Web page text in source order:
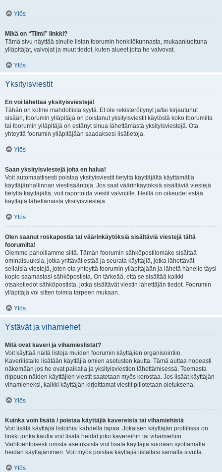
Ylös
Mikä on “Tiimi” linkki?
Tämä sivu näyttää sinulle listan foorumin henkilökunnasta, mukaanluettuna
ylläpitäjät, valvojat ja muut tiedot, kuten alueet joita he valvovat.
Ylös
Yksityisviestit
En voi lähettää yksityisviestejä!
Tähän on kolme mahdollista syytä. Et ole rekisteröitynyt ja/tai kirjautunut
sisään, foorumin ylläpitäjä on poistanut yksityisviestit käytöstä koko foorumilta
tai foorumin ylläpitäjä on estänyt sinua lähettämästä yksityisviestejä. Ota
yhteyttä foorumin ylläpitäjään saadaksesi lisätietoja.
Ylös
Saan yksityisviestejä joita en halua!
Voit automaattisesti poistaa yksityisviestit tietyltä käyttäjältä käyttämällä
käyttäjänhallinnan viestisääntöjä. Jos saat väärinkäytöksiä sisältäviä viestejä
tietyltä käyttäjältä, voit raportoida viestit valvojille. Heillä on oikeudet estää
käyttäjiä lähettämästä yksityisviestejä.
Ylös
Olen saanut roskapostia tai väärinkäytöksiä sisältäviä viestejä tältä
foorumilta!
Olemme pahoillamme siitä. Tämän foorumin sähköpostilomake sisältää
ominaisuuksia, jotka yrittävät estää ja seurata käyttäjiä, jotka lähettävät
sellaisia viestejä, joten ota yhteyttä foorumin ylläpitäjään ja lähetä hänelle täysi
kopio saamastasi sähköpostista. On tärkeää, että se sisältää kaikki
otsaketiedot sähköpostista, jotka sisältävät viestin lähettäjän tiedot. Foorumin
ylläpitäjä voi sitten toimia tarpeen mukaan.
Ylös
Ystävät ja vihamiehet
Mitä ovat kaveri ja vihamieslistat?
Voit käyttää näitä listoja muiden foorumin käyttäjien organisointiin.
Kaverilistalle lisätään käyttäjiä omien asetusten kautta. Tämä auttaa nopeasti
näkemään jos he ovat paikalla ja yksityisviestien lähettämisessä. Teemasta
riippuen näiden käyttäjien viestit saatetaan myös korostaa. Jos lisäät käyttäjän
vihamieheksi, kaikki käyttäjän kirjoittamat viestit piilotetaan oletuksena.
Ylös
Kuinka voin lisätä / poistaa käyttäjiä kavereista tai vihamiehistä
Voit lisätä käyttäjiä listoihisi kahdella tapaa. Jokaisen käyttäjän profiilissa on
linkki jonka kautta voit lisätä heidät joko kavereihin tai vihamiehiin.
Vaihtoehtoisesti omista asetuksista voit lisätä käyttäjiä suoraan syöttämällä
heidän käyttäjänimen. Voit myös poistaa käyttäjiä listaltasi samalta sivulta.
Ylös